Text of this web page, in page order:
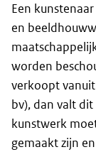
Een
en
worden
verkoopt
bv), dan valt
kunstwerk
gemaakt zijn